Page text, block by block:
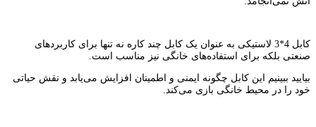
کابل 4*3 لاستیکی به عنوان یک کابل چند ‌کاره نه تنها برای کاربردهای
صنعتی بلکه برای استفاده‌های خانگی نیز مناسب است.
بیایید ببینیم این کابل چگونه ایمنی و اطمینان افزایش می‌یابد و نقش حیاتی
خود را در محیط خانگی بازی می‌کند.